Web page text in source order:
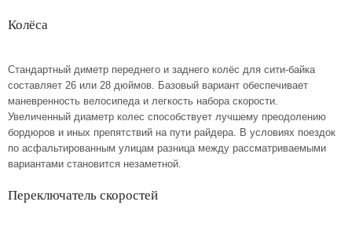
Колёса
Стандартный диметр переднего и заднего колёс для сити-байка
составляет 26 или 28 дюймов. Базовый вариант обеспечивает
маневренность велосипеда и легкость набора скорости.
Увеличенный диаметр колес способствует лучшему преодолению
бордюров и иных препятствий на пути райдера. В условиях поездок
по асфальтированным улицам разница между рассматриваемыми
вариантами становится незаметной.
Переключатель скоростей